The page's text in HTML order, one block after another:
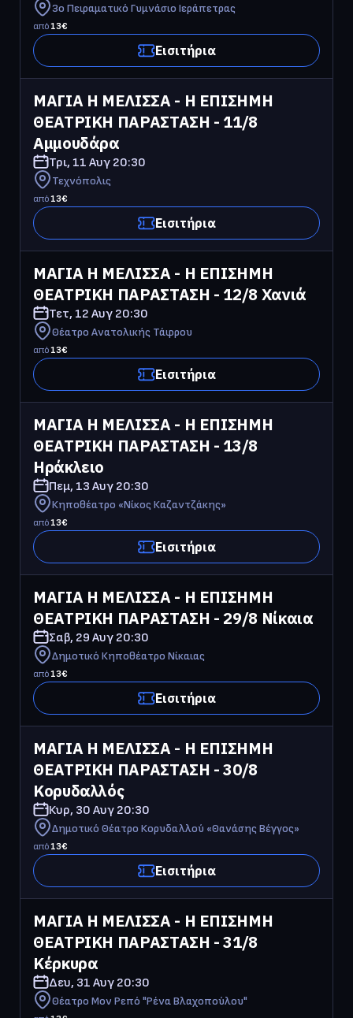
3ο Πειραματικό Γυμνάσιο Ιεράπετρας
από13€
Εισιτήρια
ΜΑΓΙΑ Η ΜΕΛΙΣΣΑ - Η ΕΠΙΣΗΜΗ
ΘΕΑΤΡΙΚΗ ΠΑΡΑΣΤΑΣΗ - 11/8
Αμμουδάρα
Τρι, 11 Αυγ 20:30
Τεχνόπολις
από13€
Εισιτήρια
ΜΑΓΙΑ Η ΜΕΛΙΣΣΑ - Η ΕΠΙΣΗΜΗ
ΘΕΑΤΡΙΚΗ ΠΑΡΑΣΤΑΣΗ - 12/8 Χανιά
Τετ, 12 Αυγ 20:30
Θέατρο Ανατολικής Τάφρου
από13€
Εισιτήρια
ΜΑΓΙΑ Η ΜΕΛΙΣΣΑ - Η ΕΠΙΣΗΜΗ
ΘΕΑΤΡΙΚΗ ΠΑΡΑΣΤΑΣΗ - 13/8
Ηράκλειο
Πεμ, 13 Αυγ 20:30
Κηποθέατρο «Νίκος Καζαντζάκης»
από13€
Εισιτήρια
ΜΑΓΙΑ Η ΜΕΛΙΣΣΑ - Η ΕΠΙΣΗΜΗ
ΘΕΑΤΡΙΚΗ ΠΑΡΑΣΤΑΣΗ - 29/8 Νίκαια
Σαβ, 29 Αυγ 20:30
Δημοτικό Κηποθέατρο Νίκαιας
από13€
Εισιτήρια
ΜΑΓΙΑ Η ΜΕΛΙΣΣΑ - Η ΕΠΙΣΗΜΗ
ΘΕΑΤΡΙΚΗ ΠΑΡΑΣΤΑΣΗ - 30/8
Κορυδαλλός
Κυρ, 30 Αυγ 20:30
Δημοτικό Θέατρο Κορυδαλλού «Θανάσης Βέγγος»
από13€
Εισιτήρια
ΜΑΓΙΑ Η ΜΕΛΙΣΣΑ - Η ΕΠΙΣΗΜΗ
ΘΕΑΤΡΙΚΗ ΠΑΡΑΣΤΑΣΗ - 31/8
Κέρκυρα
Δευ, 31 Αυγ 20:30
Θέατρο Μον Ρεπό "Ρένα Βλαχοπούλου"